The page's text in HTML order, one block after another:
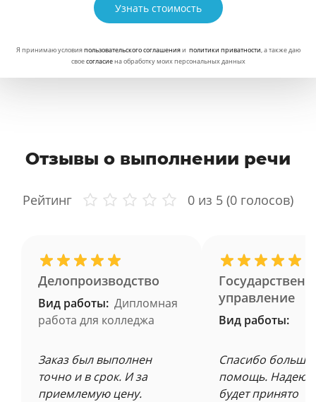
Узнать стоимость
Я принимаю условияпользовательского соглашенияи политики приватности, а также даю
своесогласиена обработку моих персональных данных
Отзывы о выполнении речи
Рейтинг 0 из 5 (0 голосов)
Делопроизводство
Вид работы: Дипломная
работа для колледжа
Заказ был выполнен
точно и в срок. И за
приемлемую цену.
управление
Вид работы:
Спасибо
помощь.
будет принято